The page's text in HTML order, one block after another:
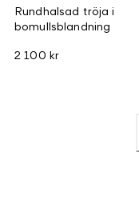
Rundhalsad tröja i
bomullsblandning
2 100 kr